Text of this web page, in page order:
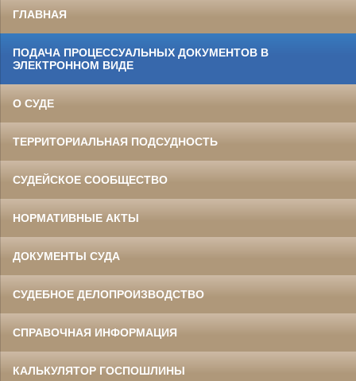
ГЛАВНАЯ
ПОДАЧА ПРОЦЕССУАЛЬНЫХ ДОКУМЕНТОВ В
ЭЛЕКТРОННОМ ВИДЕ
О СУДЕ
ТЕРРИТОРИАЛЬНАЯ ПОДСУДНОСТЬ
СУДЕЙСКОЕ СООБЩЕСТВО
НОРМАТИВНЫЕ АКТЫ
ДОКУМЕНТЫ СУДА
СУДЕБНОЕ ДЕЛОПРОИЗВОДСТВО
СПРАВОЧНАЯ ИНФОРМАЦИЯ
КАЛЬКУЛЯТОР ГОСПОШЛИНЫ